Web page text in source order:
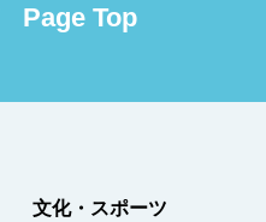
Page Top
文化・スポーツ